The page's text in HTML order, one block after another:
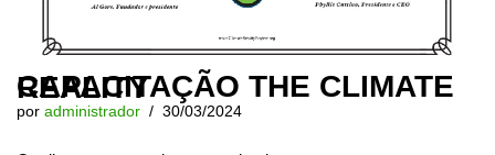
CAPACITAÇÃO THE CLIMATE REALITY
por administrador 30/03/2024